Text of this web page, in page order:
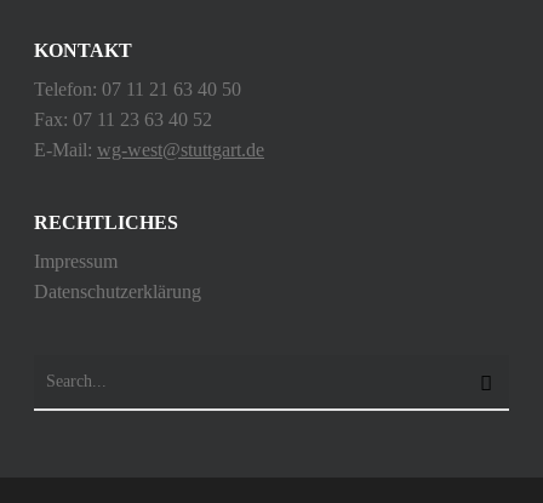
KONTAKT
Telefon: 07 11 21 63 40 50
Fax: 07 11 23 63 40 52
E-Mail: wg-west@stuttgart.de
RECHTLICHES
Impressum
Datenschutzerklärung